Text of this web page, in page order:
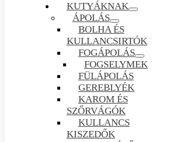
KUTYÁKNAK
ÁPOLÁS
BOLHA ÉS
KULLANCSIRTÓK
FOGÁPOLÁS
FOGSELYMEK
FÜLÁPOLÁS
GEREBLYÉK
KAROM ÉS
SZŐRVÁGÓK
KULLANCS
KISZEDŐK